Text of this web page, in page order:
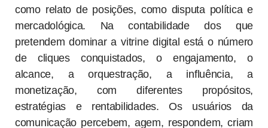
como relato de posições, como disputa política e
mercadológica. Na contabilidade dos que
pretendem dominar a vitrine digital está o número
de cliques conquistados, o engajamento, o
alcance, a orquestração, a influência, a
monetização, com diferentes propósitos,
estratégias e rentabilidades. Os usuários da
comunicação percebem, agem, respondem, criam